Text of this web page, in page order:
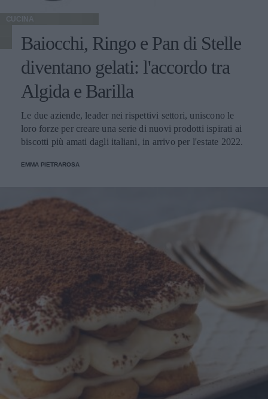
CUCINA
Baiocchi, Ringo e Pan di Stelle
diventano gelati: l'accordo tra
Algida e Barilla
Le due aziende, leader nei rispettivi settori, uniscono le
loro forze per creare una serie di nuovi prodotti ispirati ai
biscotti più amati dagli italiani, in arrivo per l'estate 2022.
EMMA PIETRAROSA